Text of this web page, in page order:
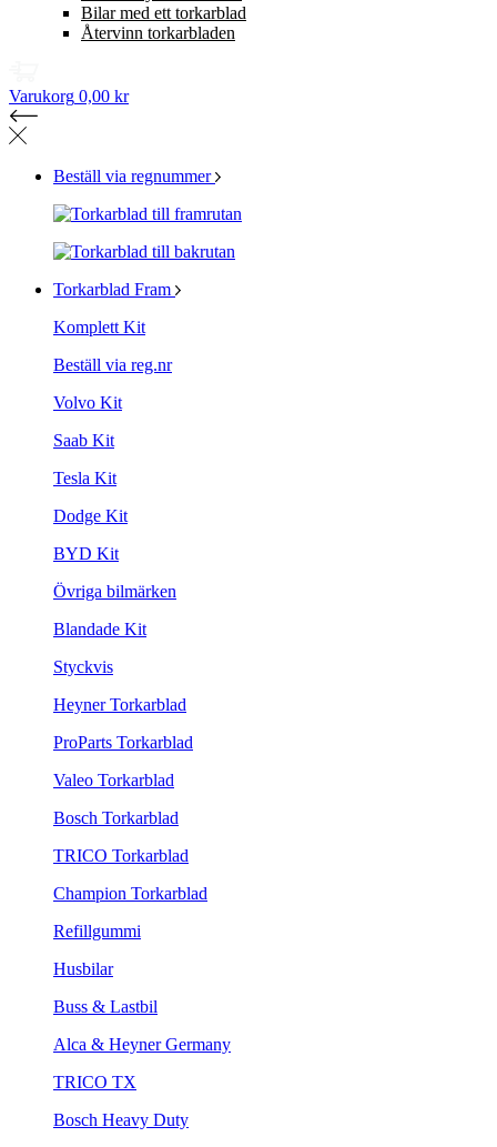
Bilar med ett torkarblad
Återvinn torkarbladen
Varukorg 0,00 kr
Beställ via regnummer
Torkarblad Fram
Komplett Kit
Beställ via reg.nr
Volvo Kit
Saab Kit
Tesla Kit
Dodge Kit
BYD Kit
Övriga bilmärken
Blandade Kit
Styckvis
Heyner Torkarblad
ProParts Torkarblad
Valeo Torkarblad
Bosch Torkarblad
TRICO Torkarblad
Champion Torkarblad
Refillgummi
Husbilar
Buss & Lastbil
Alca & Heyner Germany
TRICO TX
Bosch Heavy Duty